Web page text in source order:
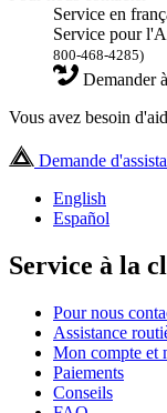
Service en
Service pour
800-468-4285)
Demander
Vous avez besoin
Demande
English
Español
Service à la
Pour nous
Assistance
Mon compte et
Paiements
Conseils